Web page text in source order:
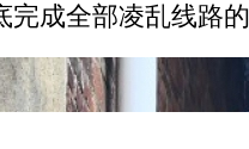
成全部凌乱线路